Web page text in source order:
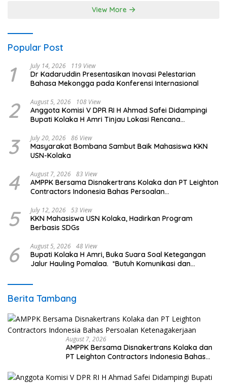
View More
Popular Post
1 July 14, 2026 119 View
Dr Kadaruddin Presentasikan Inovasi Pelestarian
Bahasa Mekongga pada Konferensi Internasional
2 August 5, 2026 108 View
Anggota Komisi V DPR RI H Ahmad Safei Didampingi
Bupati Kolaka H Amri Tinjau Lokasi Rencana
Wundulako
3 July 20, 2026 86 View
Masyarakat Bombana Sambut Baik Mahasiswa KKN
USN-Kolaka
4 August 7, 2026 83 View
AMPPK Bersama Disnakertrans Kolaka dan PT Leighton
Contractors Indonesia Bahas Persoalan
5 July 12, 2026 53 View
KKN Mahasiswa USN Kolaka, Hadirkan Program
Berbasis SDGs
6 August 5, 2026 48 View
Bupati Kolaka H Amri, Buka Suara Soal Ketegangan
Jalur Hauling Pomalaa. *Butuh Komunikasi dan
Berita Tambang
August 7, 2026
AMPPK Bersama Disnakertrans Kolaka dan
PT Leighton Contractors Indonesia Bahas